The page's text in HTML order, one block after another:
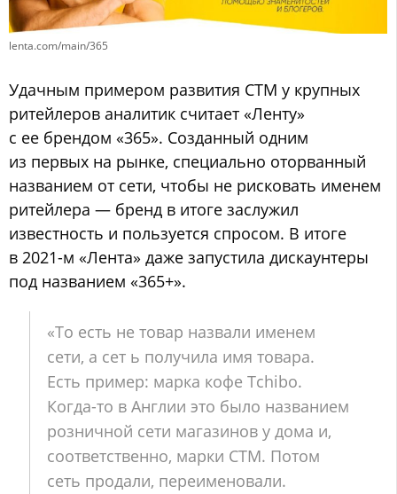
lenta.com/main/365
Удачным примером развития СТМ у крупных
ритейлеров аналитик считает «Ленту»
с ее брендом «365». Созданный одним
из первых на рынке, специально оторванный
названием от сети, чтобы не рисковать именем
ритейлера — бренд в итоге заслужил
известность и пользуется спросом. В итоге
в 2021-м «Лента» даже запустила дискаунтеры
под названием «365+».
«То есть не товар назвали именем
сети, а сет ь получила имя товара.
Есть пример: марка кофе Tchibo.
Когда-то в Англии это было названием
розничной сети магазинов у дома и,
соответственно, марки СТМ. Потом
сеть продали, переименовали.